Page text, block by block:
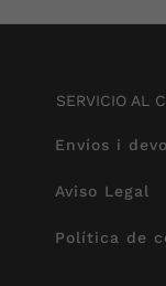
SERVICIO AL
Envíos i
Aviso Legal
Política de